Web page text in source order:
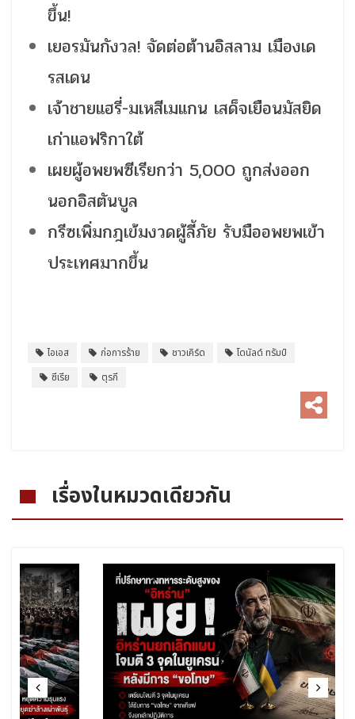
ขึ้น!
เยอรมันกังวล! จัดต่อต้านอิสลาม เมืองเด
รสเดน
เจ้าชายแฮรี่-มเหสีเมแกน เสด็จเยือนมัสยิด
เก่าแอฟริกาใต้
เผยผู้อพยพซีเรียกว่า 5,000 ถูกส่งออก
นอกอิสตันบูล
กรีซเพิ่มกฎเข้มงวดผู้ลี้ภัย รับมืออพยพเข้า
ประเทศมากขึ้น
ไอเอส ก่อการร้าย ชาวเคิร์ด
โดนัลด์ ทรัมป์
ซีเรีย
ตุรกี
เรื่องในหมวดเดียวกัน